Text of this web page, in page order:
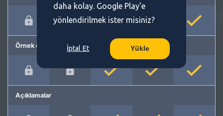
Örnek cümleler
Açıklamalar
daha kolay. Google Play'e
yönlendirilmek ister misiniz?
İptal Et Yükle